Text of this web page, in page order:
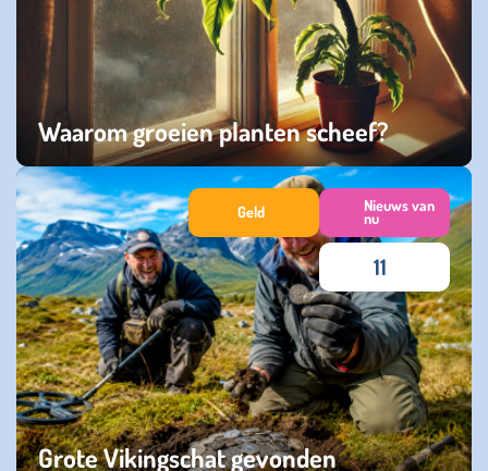
Waarom groeien planten scheef?
zaterdag 23 mei 2026
Grote Vikingschat gevonden
Geld Nieuws van
nu
11